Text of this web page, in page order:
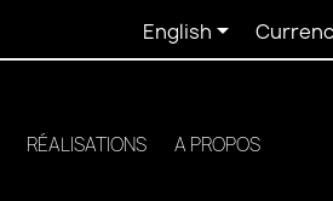
English
RÉALISATIONS A PROPOS